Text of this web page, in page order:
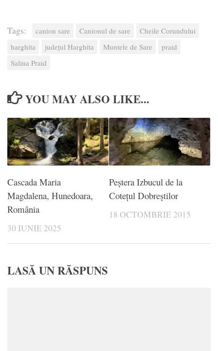
Tags: canion sare Canionul de sare
Cheile Corundului
harghita
județul Harghita Muntele de Sare
praid
Salina Praid
YOU MAY ALSO LIKE...
Cascada Maria
Magdalena, Hunedoara,
România
30 IUNIE 2025
Peștera Izbucul de la
Cotețul Dobreștilor
18 OCTOMBRIE 2015
LASĂ UN RĂSPUNS